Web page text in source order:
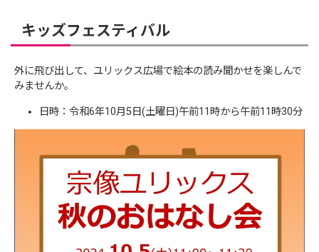
キッズフェスティバル
外に飛び出して、ユリックス広場で絵本の読み聞かせを楽しんで
みませんか。
日時：令和6年10月5日(土曜日)午前11時から午前11時30分